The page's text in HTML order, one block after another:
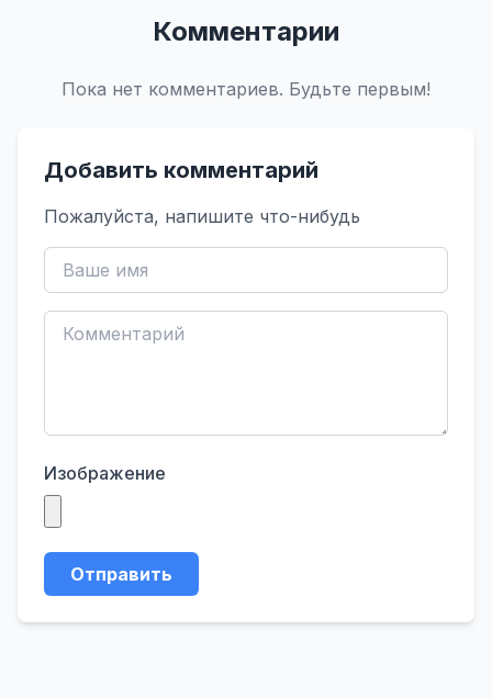
Комментарии
Пока нет комментариев. Будьте первым!
Добавить комментарий
Пожалуйста, напишите что-нибудь
Изображение
Отправить